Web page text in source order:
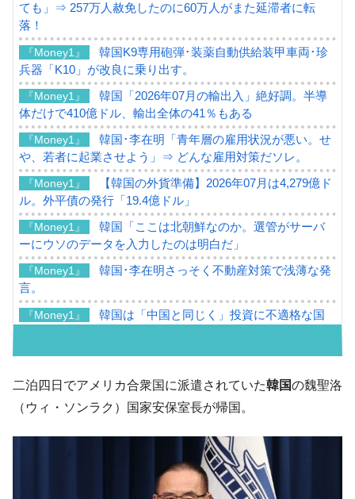
ても」⇒ 257万人赦免したのに60万人がまた延滞者に転
落！
『Money1』
韓国K9専用砲弾･装薬自動供給装甲車両･珍
兵器「K10」が改良に乗り出す。
『Money1』
韓国「2026年07月の輸出入」絶好調。半導
体だけで410億ドル、輸出全体の41％もある
『Money1』
韓国･李在明「青年層の雇用状況が悪い。せ
や、若者に起業させよう」⇒ どんな雇用対策だソレ。
『Money1』
【韓国の外貨準備】2026年07月は4,279億ド
ル。外平債の発行「19.4億ドル」
『Money1』
韓国「ここは北朝鮮なのか。選管がサーバ
ーにウソのデータを入力したのは明白だ」
『Money1』
韓国･李在明さっそく不動産対策で浅薄な発
言。
『Money1』
韓国は「中国と同じく」投資に不適格な国
『Money1』
『韓国銀行』が「金の保有量を増やしま
す」⇒「金を経由するドル入手」手段ではないのか？
『Money1』
韓国･外為取引量「1日当たり1,214.4億ド
韓国･帰ってきた李在明。李在明を支持しな
韓国大統領府ボンクラ政策室長が告発され
二泊四日でアメリカ合衆国に派遣されていた韓国の魏聖洛
（ウィ・ソンラク）国家安保室長が帰国。